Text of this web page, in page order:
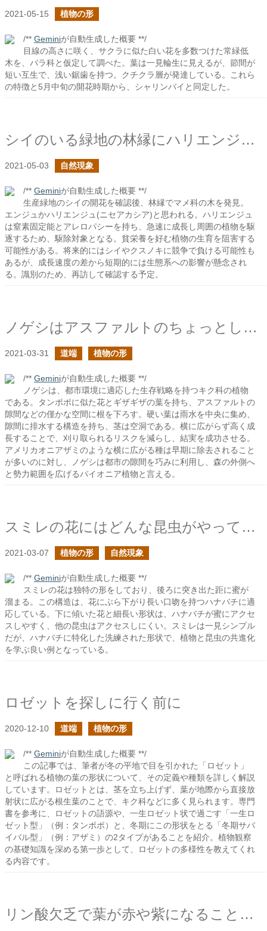
2021-05-15 植物の形
/** Geminiが自動生成した概要 **/
目線の高さに咲く、サクラに似た白い花を多数つけた常緑低
木を、バラ科と仮定して調べた。葉は一見輪生に見えるが、節間が
短い互生で、浅い鋸歯を持つ。クチクラ層が発達している。これら
の特徴と5月中旬の開花時期から、シャリンバイと同定した。
シイのいる緑地の林縁にハリエンジュ？
2021-05-03 自然現象
/** Geminiが自動生成した概要 **/
生産緑地のシイの開花を確認後、林縁でマメ科の木を発見。
エンジュかハリエンジュ(ニセアカシア)と思われる。ハリエンジュ
は窒素固定能とアレロパシーを持ち、急速に成長し周囲の植物を駆
逐するため、駆除対象となる。貧栄養を好む植物の生育を阻害する
可能性がある。将来的にはシイやクスノキに競争で負ける可能性も
あるが、成長速度の差から短期的には生態系への影響が懸念され
る。識別のため、再訪して確認する予定。
ノゲシはアスファルトのちょっとした隙間を狙う
2021-03-31 道端 植物の形
/** Geminiが自動生成した概要 **/
ノゲシは、都市環境に適応した生存戦略を持つキク科の植物
である。タンポポに似た花とギザギザの葉を持ち、アスファルトの
隙間などの僅かな空間に根を下ろす。硬い葉は雨水を中央に集め、
隙間に排水する構造を持ち、茎は空洞である。横に広がらず高く成
長することで、刈り取られるリスクを減らし、結実を成功させる。
アメリカオニアザミのような横に広がる種は早期に除去されること
が多いのに対し、ノゲシは都市の隙間を巧みに利用し、森の外側へ
と勢力範囲を広げるパイオニア植物と言える。
スミレの花にはどんな昆虫がやってくるのだろう？
2021-03-07 植物の形 自然現象
/** Geminiが自動生成した概要 **/
スミレの花は独特の形をしており、後ろに突き出た距に蜜が
溜まる。この構造は、花にぶら下がり長い口吻を持つハナバチに適
応している。下に傾いた花と細長い形状は、ハナバチが蜜にアクセ
スしやすく、他の昆虫はアクセスしにくい。スミレは一見シンプル
だが、ハナバチに特化した洗練された形状で、植物と昆虫の共進化
を学ぶ良い例となっている。
ロゼットを探しに行く前に
2020-12-10 道端 植物の形
/** Geminiが自動生成した概要 **/
この記事では、筆者が冬の平地で目を引かれた「ロゼット」
と呼ばれる植物の葉の形状について、その定義や種類を詳しく解説
しています。ロゼットとは、茎を立ち上げず、葉が地際から直接放
射状に広がる根生葉のことで、キク科などに多く見られます。専門
書を参考に、ロゼットの語源や、一生ロゼット状で過ごす「一生ロ
ゼット型」（例：タンポポ）と、冬期にこの形状をとる「冬期サバ
イバル型」（例：アザミ）の2タイプがあることを紹介。植物観察
の基礎知識を深める第一歩として、ロゼットの多様性を教えてくれ
る内容です。
リン酸欠乏で葉が赤や紫になることを考えてみる